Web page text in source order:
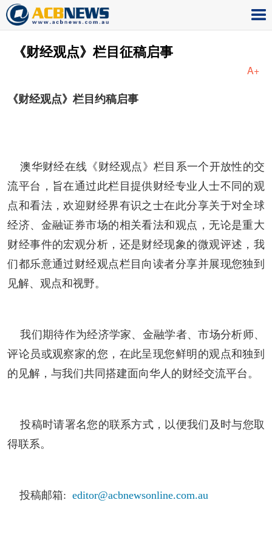
《财经观点》栏目征稿启事
A+
《财经观点》栏目约稿启事
澳华财经在线《财经观点》栏目系一个开放性的交
流平台，旨在通过此栏目提供财经专业人士不同的观
点和看法，欢迎财经界有识之士在此分享关于对全球
经济、金融证券市场的相关看法和观点，无论是重大
财经事件的宏观分析，还是财经现象的微观评述，我
们都乐意通过财经观点栏目向读者分享并展现您独到
见解、观点和视野。
我们期待作为经济学家、金融学者、市场分析师、
评论员或观察家的您，在此呈现您鲜明的观点和独到
的见解，与我们共同搭建面向华人的财经交流平台。
投稿时请署名您的联系方式，以便我们及时与您取
得联系。
投稿邮箱:editor@acbnewsonline.com.au